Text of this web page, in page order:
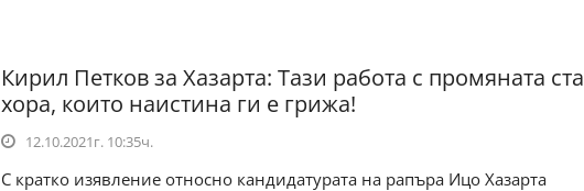
Кирил Петков за Хазарта: Тази работа с промяната
хора, които наистина ги е грижа!
12.10.2021г. 10:35ч.
С кратко изявление относно кандидатурата на рапъра Ицо Хазарта